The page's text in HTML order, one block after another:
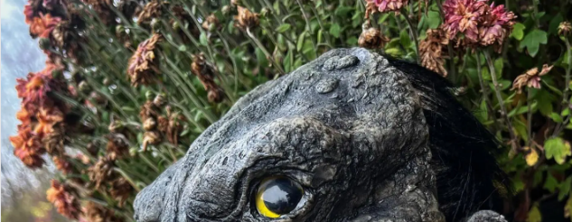
GRÖSSTES HALLOWEEN-
GRÖSSTES & BESTES SORTIMENT IM